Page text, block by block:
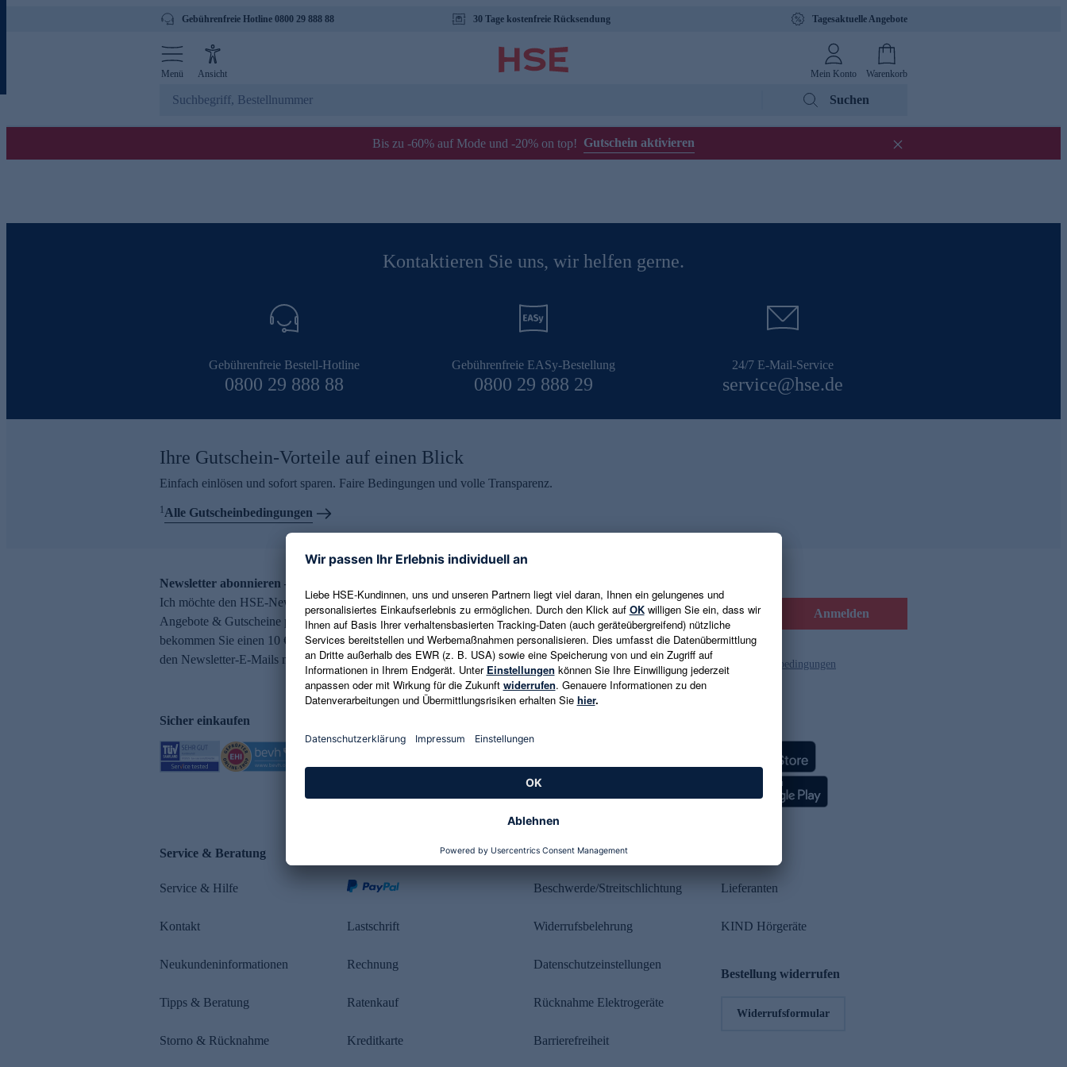
Gebührenfreie Hotline 0800 29 888 88 30 Tage kostenfreie Rücksendung Tagesaktuelle Angebote
Menü Ansicht Mein Konto Warenkorb
Suchen
Bis zu -60% auf Mode und -20% on top! Gutschein aktivieren
Kontaktieren Sie uns, wir helfen gerne.
Gebührenfreie Bestell-Hotline
0800 29 888 88
Gebührenfreie EASy-Bestellung
0800 29 888 29
24/7 E-Mail-Service
service@hse.de
Ihre Gutschein-Vorteile auf einen Blick
Einfach einlösen und sofort sparen. Faire Bedingungen und volle Transparenz.
1Alle Gutscheinbedingungen
Newsletter abonnieren – 10 € Gutschein erhalten
Ich möchte den HSE-Newsletter abonnieren und aktuelle Trends,
Angebote & Gutscheine per E-Mail erhalten. Als Dankeschön
bekommen Sie einen 10 € Gutschein. Eine Abmeldung ist jederzeit in
den Newsletter-E-Mails möglich.
E-Mail-Adresse eingeben Anmelden
Es gelten die Datenschutzrichtlinien und die Gutscheinbedingungen
Sicher einkaufen
Service & Beratung
Service & Hilfe
Kontakt
Neukundeninformationen
Tipps & Beratung
Storno & Rücknahme
Lastschrift
Rechnung
Ratenkauf
Kreditkarte
Rechtliches
Beschwerde/Streitschlichtung
Widerrufsbelehrung
Datenschutzeinstellungen
Rücknahme Elektrogeräte
Barrierefreiheit
Lieferanten
KIND Hörgeräte
Bestellung widerrufen
Widerrufsformular